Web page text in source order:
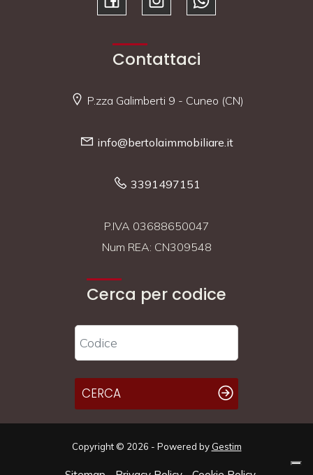
Contattaci
P.zza Galimberti 9 - Cuneo (CN)
info@bertolaimmobiliare.it
3391497151
P.IVA 03688650047
Num REA: CN309548
Cerca per codice
CERCA
Copyright © 2026 - Powered by Gestim